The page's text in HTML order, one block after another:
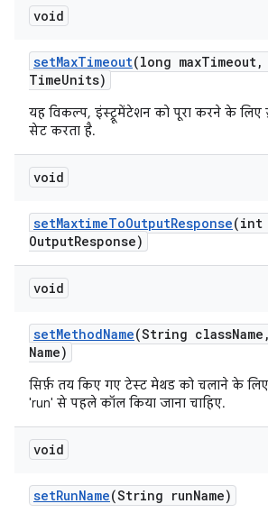
void
setMaxTimeout(long maxTimeout,
TimeUnits)
यह विकल्प, इंस्ट्रूमेंटेशन को पूरा करने के लिए
सेट करता है.
void
setMaxtimeToOutputResponse(int
OutputResponse)
void
setMethodName(String className ,
Name)
सिर्फ़ तय किए गए टेस्ट मेथड को चलाने के
'run' से पहले कॉल किया जाना चाहिए.
void
setRunName(String runName)